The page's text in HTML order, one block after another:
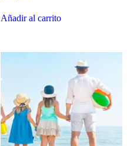
de 5
Añadir al carrito